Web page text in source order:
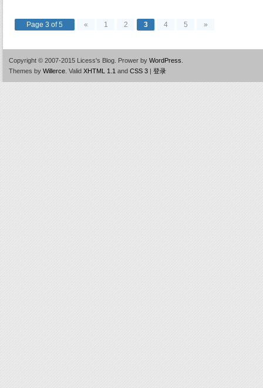
Page 3 of 5 « 1 2 3 4 5 »
Copyright © 2007-2015 Licess's Blog. Prower by WordPress
Themes by Willerce Valid XHTML 1.1 and CSS 3 | 登录